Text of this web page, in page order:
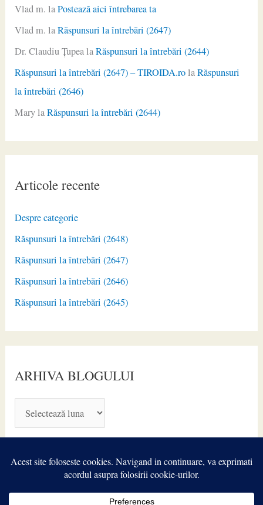
Vlad m. laPostează aici întrebarea ta
Vlad m. laRăspunsuri la întrebări (2647)
Dr. Claudiu ŢupealaRăspunsuri la întrebări (2644)
Răspunsuri la întrebări (2647) – TIROIDA.rolaRăspunsuri
la întrebări (2646)
MarylaRăspunsuri la întrebări (2644)
Articole recente
Despre categorie
Răspunsuri la întrebări (2648)
Răspunsuri la întrebări (2647)
Răspunsuri la întrebări (2646)
Răspunsuri la întrebări (2645)
ARHIVA BLOGULUI
R
I